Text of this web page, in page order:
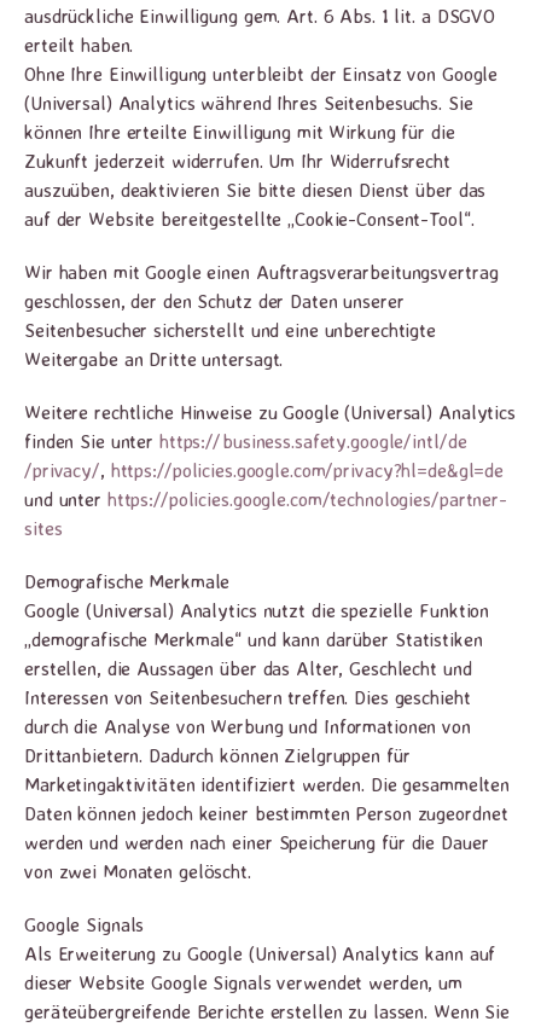
ausdrückliche Einwilligung gem. Art. 6 Abs. 1 lit. a DSGVO
erteilt haben.
Ohne Ihre Einwilligung unterbleibt der Einsatz von Google
(Universal) Analytics während Ihres Seitenbesuchs. Sie
können Ihre erteilte Einwilligung mit Wirkung für die
Zukunft jederzeit widerrufen. Um Ihr Widerrufsrecht
auszuüben, deaktivieren Sie bitte diesen Dienst über das
auf der Website bereitgestellte „Cookie-Consent-Tool“.
Wir haben mit Google einen Auftragsverarbeitungsvertrag
geschlossen, der den Schutz der Daten unserer
Seitenbesucher sicherstellt und eine unberechtigte
Weitergabe an Dritte untersagt.
Weitere rechtliche Hinweise zu Google (Universal) Analytics
finden Sie unter https://business.safety.google/intl/de
/privacy/, https://policies.google.com/privacy?hl=de&gl=de
und unter https://policies.google.com/technologies/partner-
sites
Demografische Merkmale
Google (Universal) Analytics nutzt die spezielle Funktion
„demografische Merkmale“ und kann darüber Statistiken
erstellen, die Aussagen über das Alter, Geschlecht und
Interessen von Seitenbesuchern treffen. Dies geschieht
durch die Analyse von Werbung und Informationen von
Drittanbietern. Dadurch können Zielgruppen für
Marketingaktivitäten identifiziert werden. Die gesammelten
Daten können jedoch keiner bestimmten Person zugeordnet
werden und werden nach einer Speicherung für die Dauer
von zwei Monaten gelöscht.
Google Signals
Als Erweiterung zu Google (Universal) Analytics kann auf
dieser Website Google Signals verwendet werden, um
geräteübergreifende Berichte erstellen zu lassen. Wenn Sie